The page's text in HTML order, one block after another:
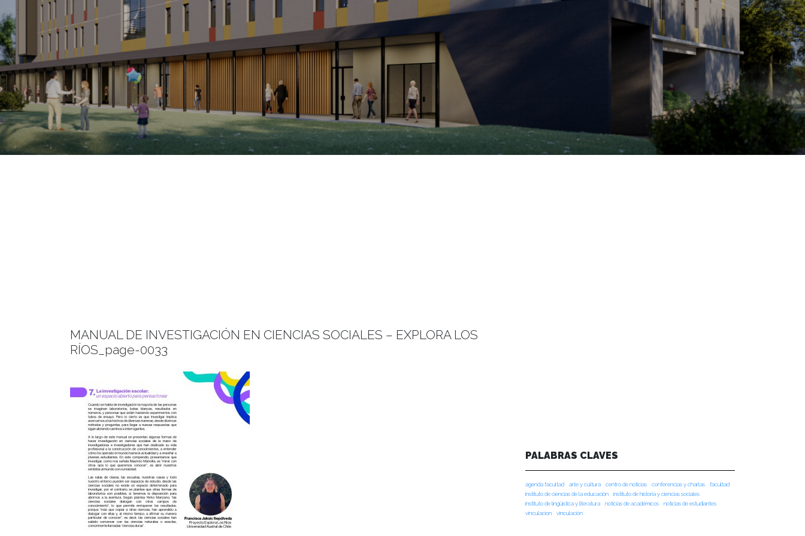
MANUAL DE INVESTIGACIÓN EN CIENCIAS SOCIALES – EXPLORA LOS
RÍOS_page-0033
PALABRAS CLAVES
agenda facultad arte y cultura centro de noticias conferencias y charlas
facultad
instituto de ciencias de la educación
instituto de historia y ciencias sociales
instituto de lingüística y literatura
noticias de académicos
noticias de estudiantes
vinculacion
vinculación